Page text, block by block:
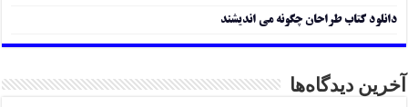
دانلود کتاب طراحان چگونه می اندیشند
آخرین دیدگاه‌ها